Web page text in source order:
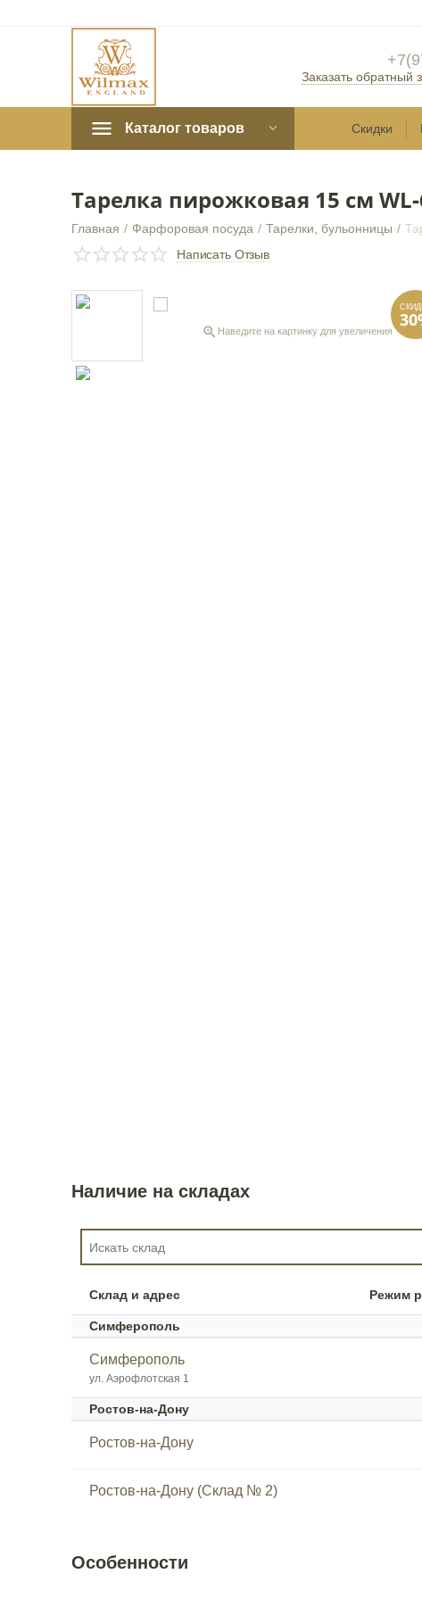
Заказать обратный
Каталог товаров Скидки
Тарелка пирожковая 15 см
Главная / Фарфоровая посуда / Тарелки, бульонницы /
Написать Отзыв
 Наведите на картинку для увеличения
Наличие на складах
Склад и адрес Режим
Симферополь
Симферополь
ул. Аэрофлотская 1
Ростов-на-Дону
Ростов-на-Дону
Ростов-на-Дону (Склад № 2)
Особенности